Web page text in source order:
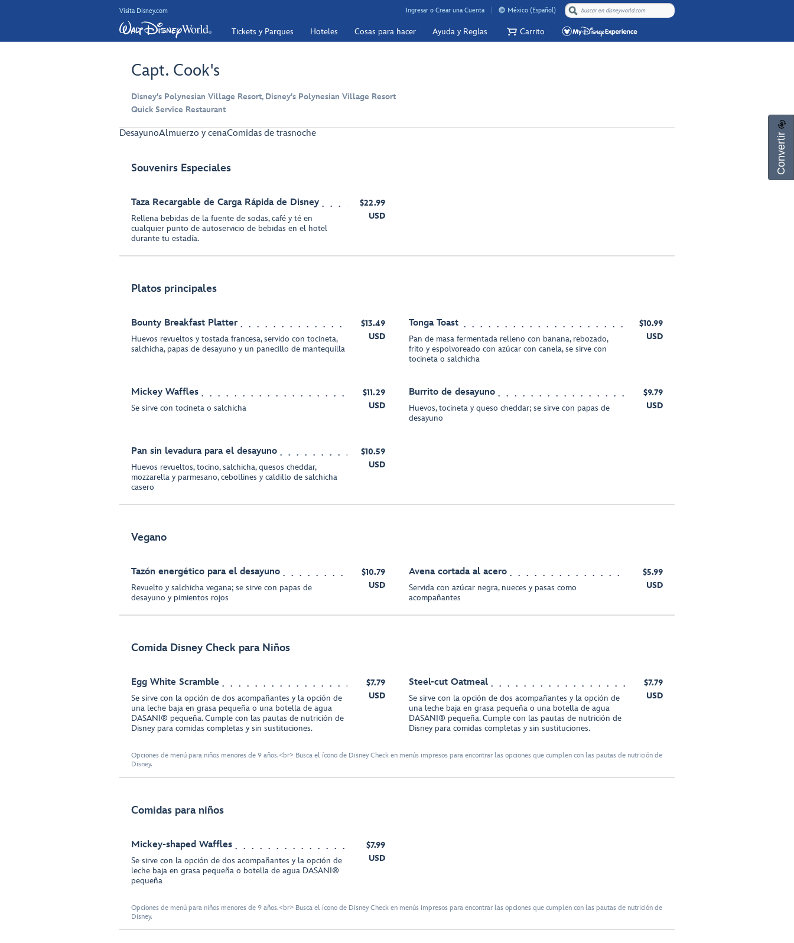
Visita Disney.com Ingresar o Crear una Cuenta México (Español)
Tickets y Parques Hoteles Cosas para hacer Ayuda y Reglas Carrito
Capt. Cook's
Disney's Polynesian Village Resort, Disney's Polynesian Village Resort
Quick Service Restaurant
DesayunoAlmuerzo y cenaComidas de trasnoche
Souvenirs Especiales
Taza Recargable de Carga Rápida de Disney
Rellena bebidas de la fuente de sodas, café y té en
cualquier punto de autoservicio de bebidas en el hotel
durante tu estadía.
$22.99
USD
Platos principales
Bounty Breakfast Platter
Huevos revueltos y tostada francesa, servido con tocineta,
salchicha, papas de desayuno y un panecillo de mantequilla
$13.49
USD
Tonga Toast
Pan de masa fermentada relleno con banana, rebozado,
frito y espolvoreado con azúcar con canela, se sirve con
tocineta o salchicha
$10.99
USD
Mickey Waffles
Se sirve con tocineta o salchicha
$11.29
USD
Burrito de desayuno
Huevos, tocineta y queso cheddar; se sirve con papas de
desayuno
$9.79
USD
Pan sin levadura para el desayuno
Huevos revueltos, tocino, salchicha, quesos cheddar,
mozzarella y parmesano, cebollines y caldillo de salchicha
casero
$10.59
USD
Vegano
Tazón energético para el desayuno
Revuelto y salchicha vegana; se sirve con papas de
desayuno y pimientos rojos
$10.79
USD
Avena cortada al acero
Servida con azúcar negra, nueces y pasas como
acompañantes
$5.99
USD
Comida Disney Check para Niños
Egg White Scramble
Se sirve con la opción de dos acompañantes y la opción de
una leche baja en grasa pequeña o una botella de agua
DASANI® pequeña. Cumple con las pautas de nutrición de
Disney para comidas completas y sin sustituciones.
$7.79
USD
Steel-cut Oatmeal
Se sirve con la opción de dos acompañantes y la opción de
una leche baja en grasa pequeña o una botella de agua
DASANI® pequeña. Cumple con las pautas de nutrición de
Disney para comidas completas y sin sustituciones.
$7.79
USD
Opciones de menú para niños menores de 9 años.<br> Busca el ícono de Disney Check en menús impresos para encontrar las opciones que cumplen con las pautas de nutrición de
Disney.
Comidas para niños
Mickey-shaped Waffles
Se sirve con la opción de dos acompañantes y la opción de
leche baja en grasa pequeña o botella de agua DASANI®
pequeña
$7.99
USD
Opciones de menú para niños menores de 9 años.<br> Busca el ícono de Disney Check en menús impresos para encontrar las opciones que cumplen con las pautas de nutrición de
Disney.
Convertir